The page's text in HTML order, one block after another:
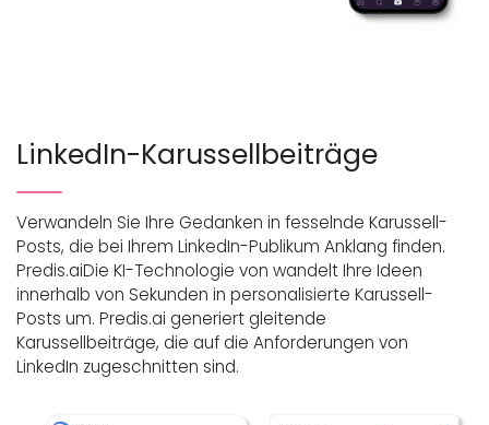
LinkedIn-Karussellbeiträge
Verwandeln Sie Ihre Gedanken in fesselnde Karussell-
Posts, die bei Ihrem LinkedIn-Publikum Anklang finden.
Predis.aiDie KI-Technologie von wandelt Ihre Ideen
innerhalb von Sekunden in personalisierte Karussell-
Posts um. Predis.ai generiert gleitende
Karussellbeiträge, die auf die Anforderungen von
LinkedIn zugeschnitten sind.